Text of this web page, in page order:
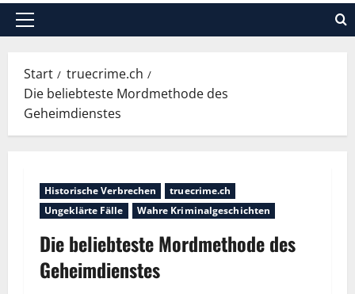
Start
truecrime.ch
Die beliebteste Mordmethode des
Geheimdienstes
Historische Verbrechen
truecrime.ch
Ungeklärte Fälle
Wahre Kriminalgeschichten
Die beliebteste Mordmethode des
Geheimdienstes